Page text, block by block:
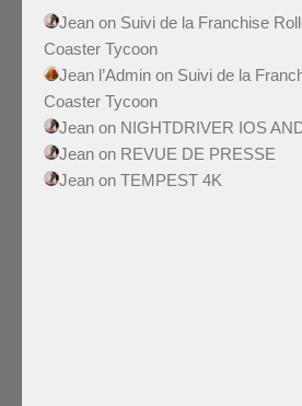
Jean on Suivi de la Franchise
Coaster Tycoon
Jean l’Admin on Suivi de la
Coaster Tycoon
Jean on NIGHTDRIVER IOS
Jean on REVUE DE PRESSE
Jean on TEMPEST 4K